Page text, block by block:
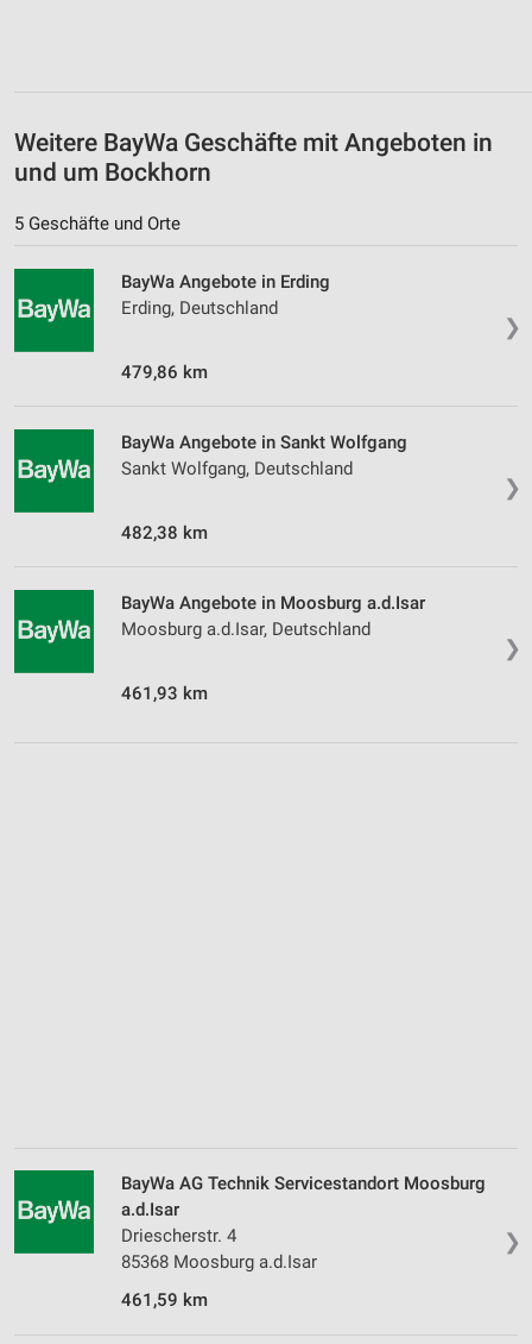
Weitere BayWa Geschäfte mit Angeboten in
und um Bockhorn
5 Geschäfte und Orte
❯
BayWa Angebote in Erding
Erding, Deutschland
479,86 km
❯
BayWa Angebote in Sankt Wolfgang
Sankt Wolfgang, Deutschland
482,38 km
❯
BayWa Angebote in Moosburg a.d.Isar
Moosburg a.d.Isar, Deutschland
461,93 km
❯
BayWa AG Technik Servicestandort Moosburg
a.d.Isar
Driescherstr. 4
85368 Moosburg a.d.Isar
461,59 km